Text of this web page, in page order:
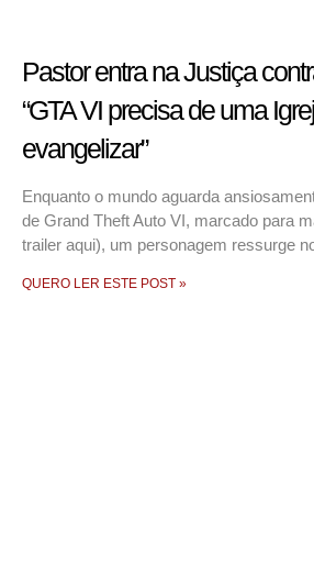
Pastor entra na Justiça
“GTA VI precisa de uma
evangelizar”
Enquanto o mundo aguarda
de Grand Theft Auto VI, marcado para
trailer aqui), um personagem ressurge
QUERO LER ESTE POST »